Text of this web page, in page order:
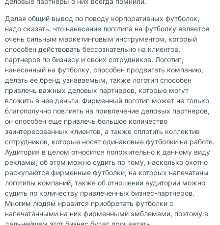
Делая общий вывод по поводу корпоративных футболок,
надо сказать, что нанесение логотипа на футболку является
очень сильным маркетинговым инструментом, который
способен действовать бессознательно на клиентов,
партнеров по бизнесу и своих сотрудников. Логотип,
нанесенный на футболку, способен продвигать компанию,
делать ее бренд узнаваемым, также логотип способен
привлечь важных деловых партнеров, которые могут
вложить в нее деньги. Фирменный логотип может не только
благополучно повлиять на привлечение деловых партнеров,
он способен еще привлечь большое количество
заинтересованных клиентов, а также сплотить коллектив
сотрудников, которые носят одинаковые футболки на работе.
Аудитория в целом относится положительно к данному виду
рекламы, об этом можно судить по тому, насколько охотно
раскупаются фирменные футболки, на которых напечатаны
логотипы компаний, также об отношении аудитории можно
судить по количеству привлеченных бизнес-партнеров.
Многим людям нравится приобретать футболки с
напечатанными на них фирменными эмблемами, поэтому в